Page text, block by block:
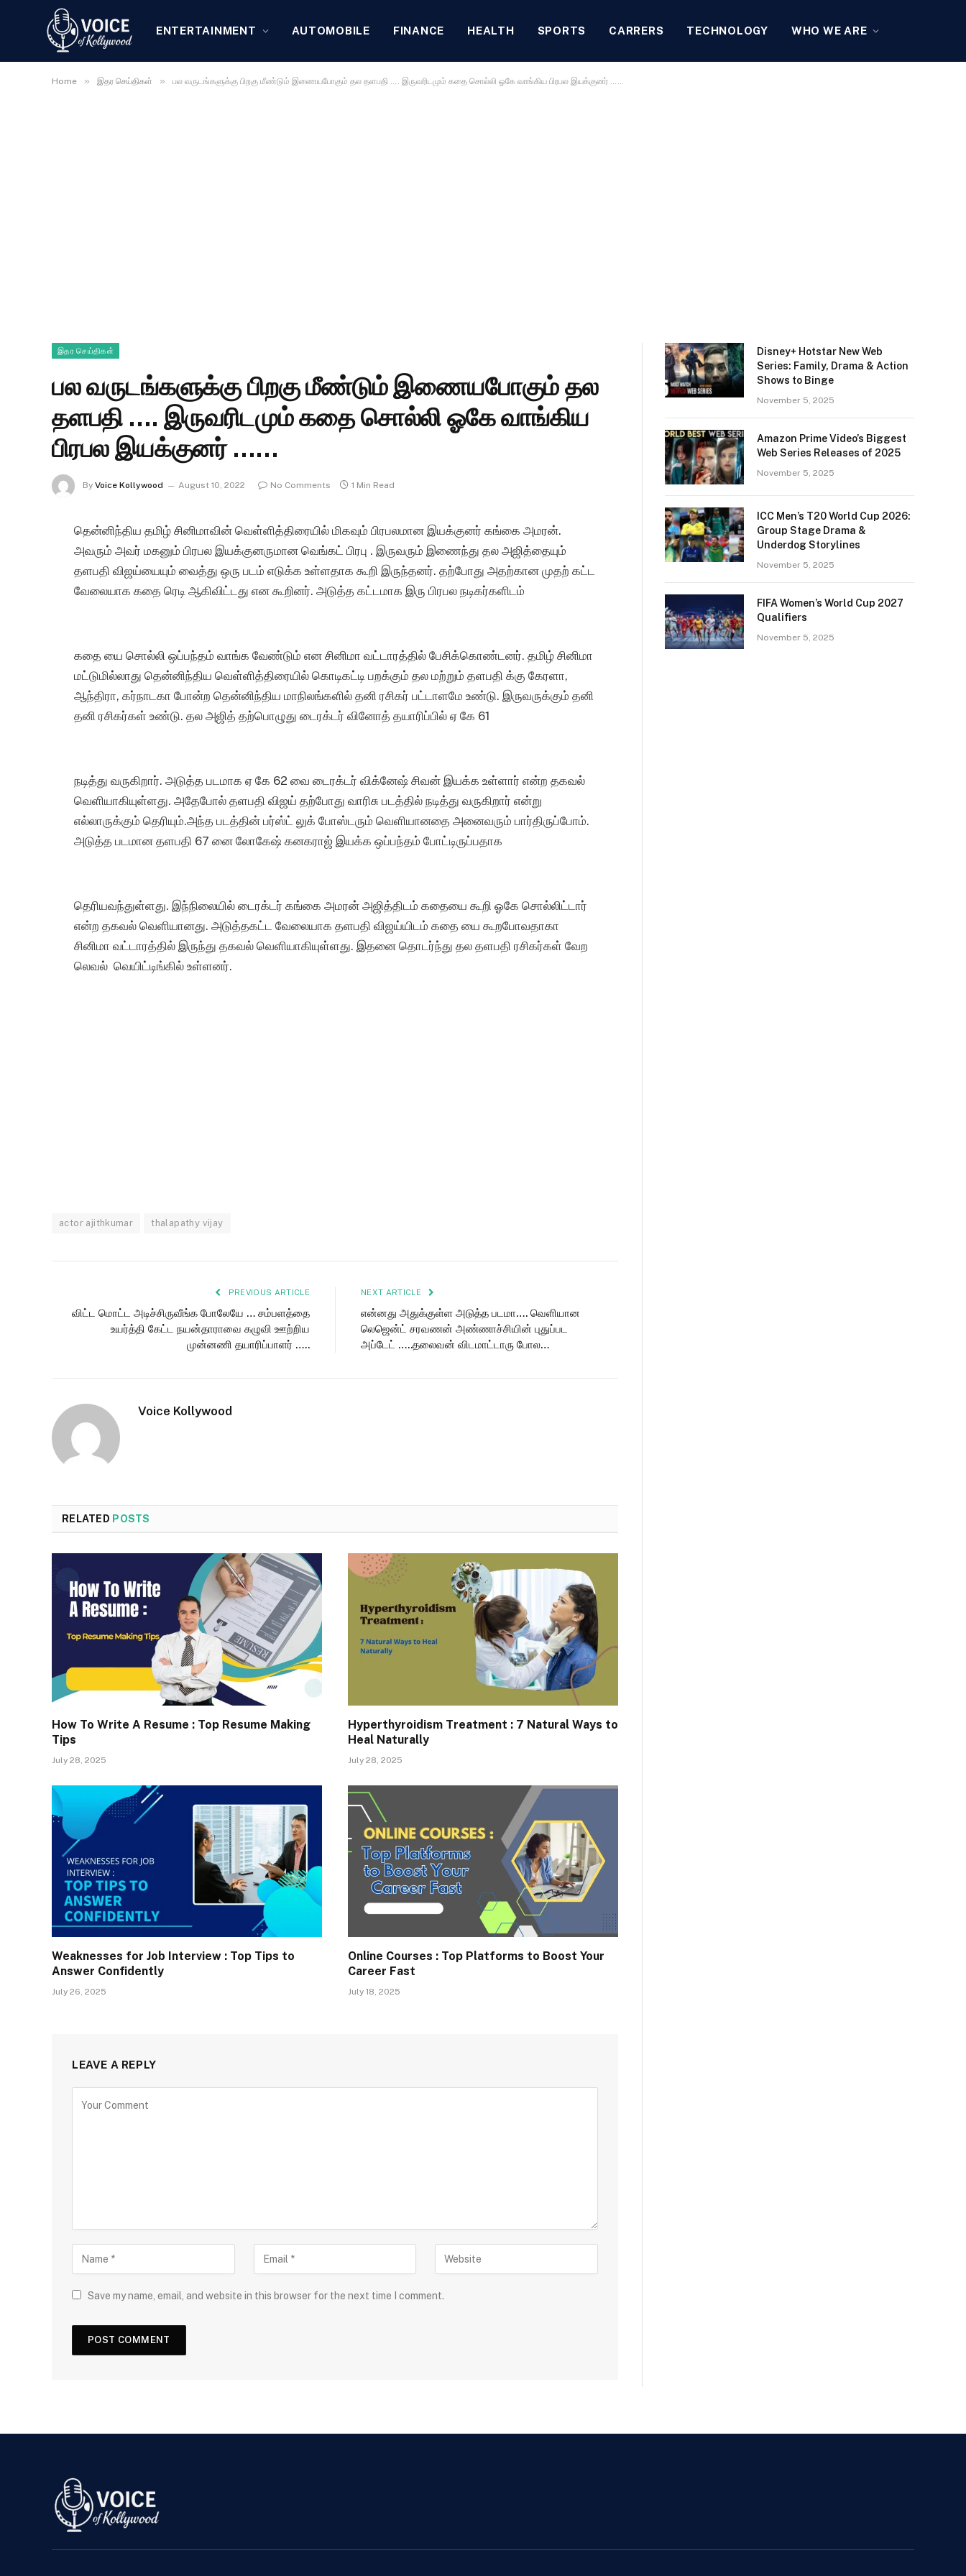
ENTERTAINMENT AUTOMOBILE FINANCE HEALTH SPORTS CARRERS TECHNOLOGY WHO WE ARE
Home » இதர செய்திகள் » பல வருடங்களுக்கு பிறகு மீண்டும் இணையபோகும் தல தளபதி …. இருவரிடமும் கதை சொல்லி ஓகே வாங்கிய பிரபல இயக்குனர் ……
இதர செய்திகள்
பல வருடங்களுக்கு பிறகு மீண்டும் இணையபோகும் தல
தளபதி …. இருவரிடமும் கதை சொல்லி ஓகே வாங்கிய
பிரபல இயக்குனர் ……
By Voice Kollywood August 10, 2022 No Comments 1 Min Read
தென்னிந்திய தமிழ் சினிமாவின் வெள்ளித்திரையில் மிகவும் பிரபலமான இயக்குனர் கங்கை அமரன்.
அவரும் அவர் மகனும் பிரபல இயக்குனருமான வெங்கட் பிரபு . இருவரும் இணைந்து தல அஜித்தையும்
தளபதி விஜய்யையும் வைத்து ஒரு படம் எடுக்க உள்ளதாக கூறி இருந்தனர். தற்போது அதற்கான முதற் கட்ட
வேலையாக கதை ரெடி ஆகிவிட்டது என கூறினர். அடுத்த கட்டமாக இரு பிரபல நடிகர்களிடம்
கதை யை சொல்லி ஒப்பந்தம் வாங்க வேண்டும் என சினிமா வட்டாரத்தில் பேசிக்கொண்டனர். தமிழ் சினிமா
மட்டுமில்லாது தென்னிந்திய வெள்ளித்திரையில் கொடிகட்டி பறக்கும் தல மற்றும் தளபதி க்கு கேரளா,
ஆந்திரா, கர்நாடகா போன்ற தென்னிந்திய மாநிலங்களில் தனி ரசிகர் பட்டாளமே உண்டு. இருவருக்கும் தனி
தனி ரசிகர்கள் உண்டு. தல அஜித் தற்பொழுது டைரக்டர் வினோத் தயாரிப்பில் ஏ கே 61
நடித்து வருகிறார். அடுத்த படமாக ஏ கே 62 வை டைரக்டர் விக்னேஷ் சிவன் இயக்க உள்ளார் என்ற தகவல்
வெளியாகியுள்ளது. அதேபோல் தளபதி விஜய் தற்போது வாரிசு படத்தில் நடித்து வருகிறார் என்று
எல்லாருக்கும் தெரியும்.அந்த படத்தின் பர்ஸ்ட் லுக் போஸ்டரும் வெளியானதை அனைவரும் பார்திருப்போம்.
அடுத்த படமான தளபதி 67 னை லோகேஷ் கனகராஜ் இயக்க ஒப்பந்தம் போட்டிருப்பதாக
தெரியவந்துள்ளது. இந்நிலையில் டைரக்டர் கங்கை அமரன் அஜித்திடம் கதையை கூறி ஓகே சொல்லிட்டார்
என்ற தகவல் வெளியானது. அடுத்தகட்ட வேலையாக தளபதி விஜய்யிடம் கதை யை கூறபோவதாகா
சினிமா வட்டாரத்தில் இருந்து தகவல் வெளியாகியுள்ளது. இதனை தொடர்ந்து தல தளபதி ரசிகர்கள் வேற
லெவல் வெயிட்டிங்கில் உள்ளனர்.
actor ajithkumar thalapathy vijay
PREVIOUS ARTICLE
விட்ட மொட்ட அடிச்சிருவீங்க போலேயே … சம்பளத்தை
உயர்த்தி கேட்ட நயன்தாராவை கழுவி ஊற்றிய
முன்னணி தயாரிப்பாளர் …..
NEXT ARTICLE
என்னது அதுக்குள்ள அடுத்த படமா…. வெளியான
லெஜென்ட் சரவணன் அண்ணாச்சியின் புதுப்பட
அப்டேட் …..தலைவன் விடமாட்டாரு போல…
Voice Kollywood
RELATED POSTS
How To Write A Resume : Top Resume Making
Tips
July 28, 2025
Hyperthyroidism Treatment : 7 Natural Ways to
Heal Naturally
July 28, 2025
Weaknesses for Job Interview : Top Tips to
Answer Confidently
July 26, 2025
Online Courses : Top Platforms to Boost Your
Career Fast
July 18, 2025
LEAVE A REPLY
Save my name, email, and website in this browser for the next time I comment.
Disney+ Hotstar New Web
Series: Family, Drama & Action
Shows to Binge
November 5, 2025
Amazon Prime Video’s Biggest
Web Series Releases of 2025
November 5, 2025
ICC Men’s T20 World Cup 2026:
Group Stage Drama &
Underdog Storylines
November 5, 2025
FIFA Women’s World Cup 2027
Qualifiers
November 5, 2025